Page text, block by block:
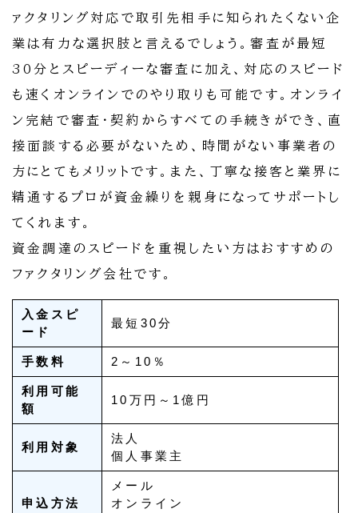
ァクタリング対応で取引先相手に知られたくない企
業は有力な選択肢と言えるでしょう。審査が最短
30分とスピーディーな審査に加え、対応のスピード
も速くオンラインでのやり取りも可能です。オンライ
ン完結で審査・契約からすべての手続きができ、直
接面談する必要がないため、時間がない事業者の
方にとてもメリットです。また、丁寧な接客と業界に
精通するプロが資金繰りを親身になってサポートし
てくれます。
資金調達のスピードを重視したい方はおすすめの
ファクタリング会社です。
入金スピ
ード
最短30分
手数料 2～10％
利用可能
額
10万円～1億円
利用対象
法人
個人事業主
申込方法
メール
オンライン